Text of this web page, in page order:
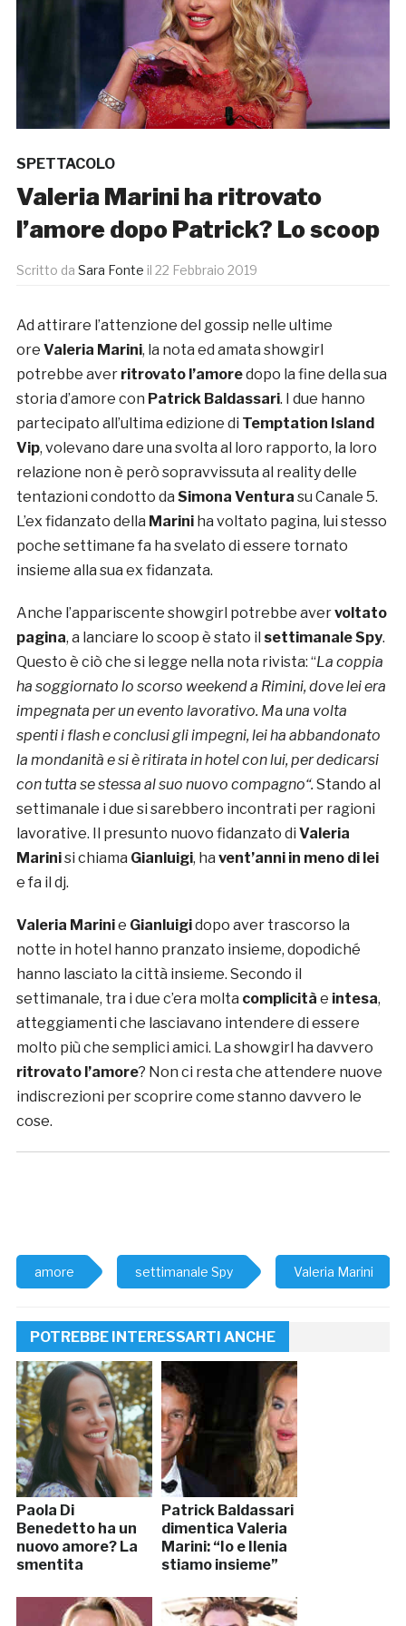
SPETTACOLO
Valeria Marini ha ritrovato
l’amore dopo Patrick? Lo scoop
Scritto da Sara Fonte il 22 Febbraio 2019
Ad attirare l’attenzione del gossip nelle ultime
ore Valeria Marini, la nota ed amata showgirl
potrebbe aver ritrovato l’amoredopo la fine della sua
storia d’amore con Patrick Baldassari. I due hanno
partecipato all’ultima edizione di Temptation Island
Vip, volevano dare una svolta al loro rapporto, la loro
relazione non è però sopravvissuta al reality delle
tentazioni condotto da Simona Ventura su Canale 5.
L’ex fidanzato della Mariniha voltato pagina, lui stesso
poche settimane fa ha svelato di essere tornato
insieme alla sua ex fidanzata.
Anche l’appariscente showgirl potrebbe avervoltato
pagina, a lanciare lo scoop è stato il settimanale Spy.
Questo è ciò che si legge nella nota rivista: “La coppia
ha soggiornato lo scorso weekend a Rimini, dove lei era
impegnata per un evento lavorativo. Ma una volta
spenti i flash e conclusi gli impegni, lei ha abbandonato
la mondanità e si è ritirata in hotel con lui, per dedicarsi
con tutta se stessa al suo nuovo compagno“. Stando al
settimanale i due si sarebbero incontrati per ragioni
lavorative. Il presunto nuovo fidanzato di Valeria
Marinisi chiama Gianluigi, ha vent’anni in meno di lei
e fa il dj.
Valeria Marinie Gianluigidopo aver trascorso la
notte in hotel hanno pranzato insieme, dopodiché
hanno lasciato la città insieme. Secondo il
settimanale, tra i due c’era molta complicità e intesa,
atteggiamenti che lasciavano intendere di essere
molto più che semplici amici. La showgirl ha davvero
ritrovato l’amore? Non ci resta che attendere nuove
indiscrezioni per scoprire come stanno davvero le
cose.
amore settimanale Spy Valeria Marini
POTREBBE INTERESSARTI ANCHE
Paola Di
Benedetto ha un
nuovo amore? La
smentita
Patrick Baldassari
dimentica Valeria
Marini: “Io e Ilenia
stiamo insieme”